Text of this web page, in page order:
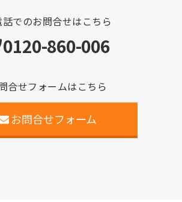
話でのお問合せはこちら
0120-860-006
合せフォームはこちら
お問合せフォーム